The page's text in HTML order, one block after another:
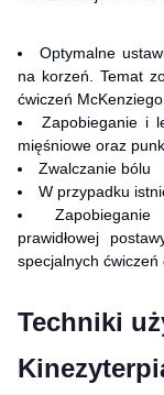
Optymalne
na korzeń. Temat
ćwiczeń
Zapobieganie i
mięśniowe oraz
Zwalczanie bólu
W przypadku
prawidłowej
specjalnych
Techniki